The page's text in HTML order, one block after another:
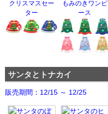
クリスマスセー
ター
もみのきワンピ
ース
サンタとトナカイ
販売期間：12/15 ～ 12/25